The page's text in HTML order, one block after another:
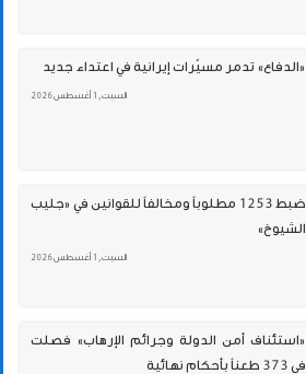
«الدفاع» تدمر مسيّرات إيرانية في اعتداء جديد
السبت , 1 أغسطس 2026
ضبط 1253 مطلوباً ومخالفاً للقوانين في «جليب
الشيوخ»
السبت , 1 أغسطس 2026
«استئناف أمن الدولة وجرائم الإرهاب» فصلت
في 373 طعناً بأحكام نهائية